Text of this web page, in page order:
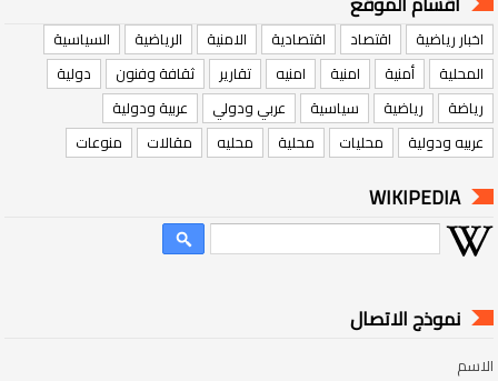
اخبار رياضية اقتصاد اقتصادية الامنية الرياضية
السياسية
المحلية
أمنية امنية امنيه تقارير ثقافة وفنون
دولية
رياضة
رياضية سياسية عربي ودولي
عربية ودولية
عربيه ودولية
محليات محلية محليه مقالات منوعات
WIKIPEDIA
نموذج الاتصال
الاسم